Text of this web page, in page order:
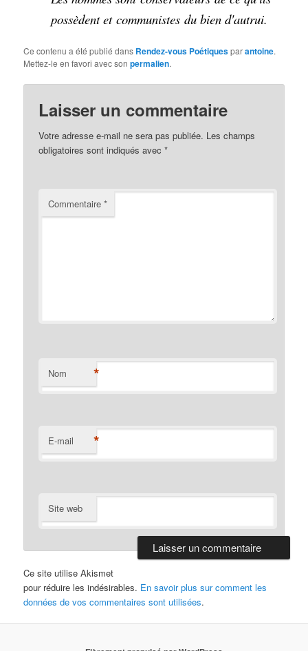
possèdent etcommunistes du bien d'autrui.
Ce contenu a été publié dans Rendez-vous Poétiquesparantoine.
Mettez-le en favori avec sonpermalien.
Laisser un commentaire
Votre adresse e-mail ne sera pas publiée. Les champs
obligatoires sont indiqués avec*
Commentaire*
Nom *
E-mail *
Site web
Ce site utilise Akismet
pour réduire les indésirables. En savoir plus sur comment les
données de vos commentaires sont utilisées.